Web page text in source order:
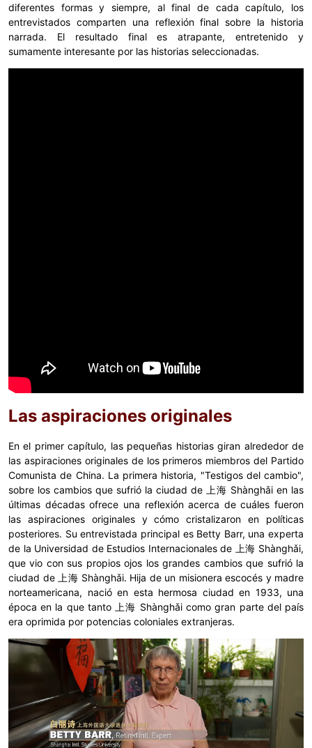
diferentes formas y siempre, al final de cada capítulo, los
entrevistados comparten una reflexión final sobre la historia
narrada. El resultado final es atrapante, entretenido y
sumamente interesante por las historias seleccionadas.
Las aspiraciones originales
En el primer capítulo, las pequeñas historias giran alrededor de
las aspiraciones originales de los primeros miembros del Partido
Comunista de China. La primera historia, "Testigos del cambio",
sobre los cambios que sufrió la ciudad de 上海 Shànghǎi en las
últimas décadas ofrece una reflexión acerca de cuáles fueron
las aspiraciones originales y cómo cristalizaron en políticas
posteriores. Su entrevistada principal es Betty Barr, una experta
de la Universidad de Estudios Internacionales de 上海 Shànghǎi,
que vio con sus propios ojos los grandes cambios que sufrió la
ciudad de 上海 Shànghǎi. Hija de un misionera escocés y madre
norteamericana, nació en esta hermosa ciudad en 1933, una
época en la que tanto 上海 Shànghǎi como gran parte del país
era oprimida por potencias coloniales extranjeras.